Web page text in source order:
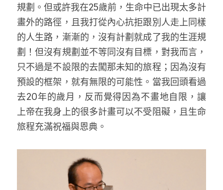
規劃。但或許我在25歲前，生命中已出現太多計
畫外的路徑，且我打從內心抗拒跟別人走上同樣
的人生路，漸漸的，沒有計劃就成了我的生涯規
劃！但沒有規劃並不等同沒有目標，對我而言，
只不過是不設限的去闖那未知的旅程；因為沒有
預設的框架，就有無限的可能性。當我回頭看過
去20年的歲月，反而覺得因為不畫地自限，讓
上帝在我身上的很多計畫可以不受阻礙，且生命
旅程充滿祝福與恩典。